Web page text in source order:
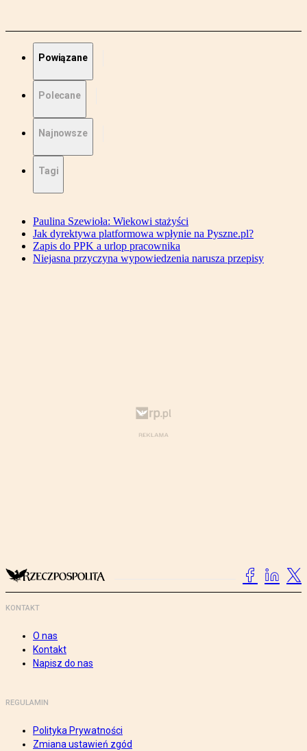
Powiązane
Polecane
Najnowsze
Tagi
Paulina Szewioła: Wiekowi stażyści
Jak dyrektywa platformowa wpłynie na Pyszne.pl?
Zapis do PPK a urlop pracownika
Niejasna przyczyna wypowiedzenia narusza przepisy
KONTAKT
O nas
Kontakt
Napisz do nas
REGULAMIN
Polityka Prywatności
Zmiana ustawień zgód